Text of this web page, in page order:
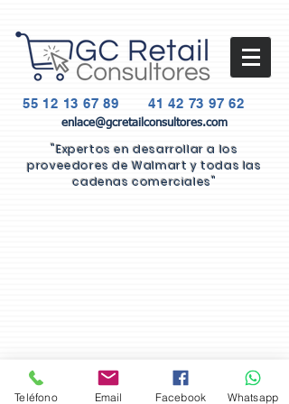
55 12 13 67 89 41 42 73 97 62
enlace@gcretailconsultores.com
"Expertos en desarrollar a los
proveedores de Walmart y todas las
cadenas comerciales"
GC Retail Consultores ®. Corregidora #26, Tequisquiapan, Qro.
Teléfono Email Facebook Whatsapp